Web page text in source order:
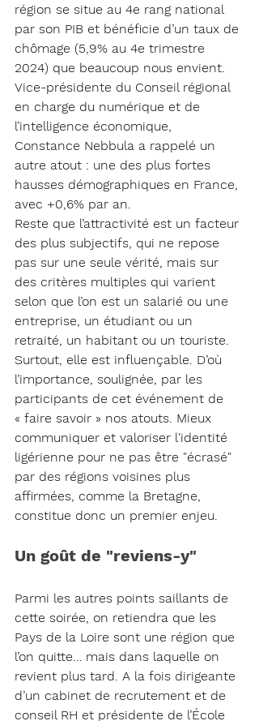
région se situe au 4e rang national
par son PIB et bénéficie d’un taux de
chômage (5,9% au 4e trimestre
2024) que beaucoup nous envient.
Vice-présidente du Conseil régional
en charge du numérique et de
l’intelligence économique,
Constance Nebbula a rappelé un
autre atout : une des plus fortes
hausses démographiques en France,
avec +0,6% par an.
Reste que l’attractivité est un facteur
des plus subjectifs, qui ne repose
pas sur une seule vérité, mais sur
des critères multiples qui varient
selon que l’on est un salarié ou une
entreprise, un étudiant ou un
retraité, un habitant ou un touriste.
Surtout, elle est influençable. D’où
l’importance, soulignée, par les
participants de cet événement de
« faire savoir » nos atouts. Mieux
communiquer et valoriser l'identité
ligérienne pour ne pas être "écrasé"
par des régions voisines plus
affirmées, comme la Bretagne,
constitue donc un premier enjeu.
Un goût de "reviens-y"
Parmi les autres points saillants de
cette soirée, on retiendra que les
Pays de la Loire sont une région que
l’on quitte… mais dans laquelle on
revient plus tard. A la fois dirigeante
d’un cabinet de recrutement et de
conseil RH et présidente de l’École